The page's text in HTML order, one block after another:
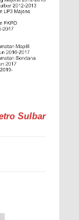
Sulbar